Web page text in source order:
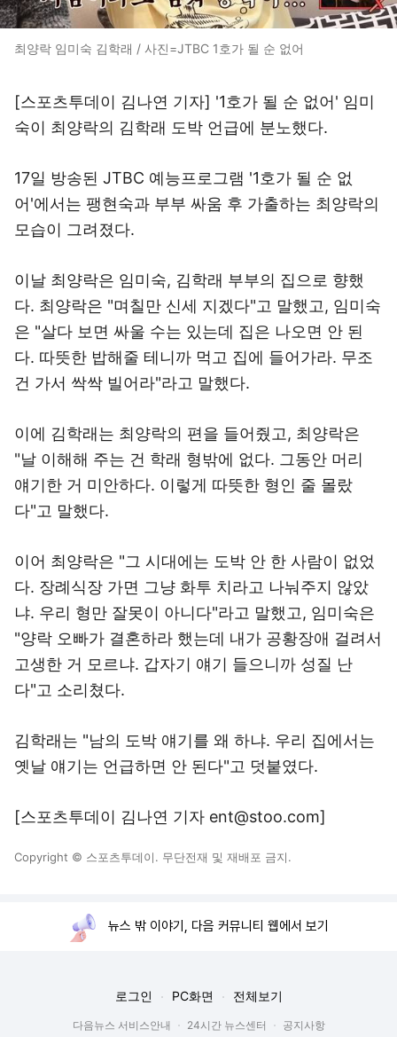
최양락 임미숙 김학래 / 사진=JTBC 1호가 될 순 없어
[스포츠투데이 김나연 기자] '1호가 될 순 없어' 임미
숙이 최양락의 김학래 도박 언급에 분노했다.
17일 방송된 JTBC 예능프로그램 '1호가 될 순 없
어'에서는 팽현숙과 부부 싸움 후 가출하는 최양락의
모습이 그려졌다.
이날 최양락은 임미숙, 김학래 부부의 집으로 향했
다. 최양락은 "며칠만 신세 지겠다"고 말했고, 임미숙
은 "살다 보면 싸울 수는 있는데 집은 나오면 안 된
다. 따뜻한 밥해줄 테니까 먹고 집에 들어가라. 무조
건 가서 싹싹 빌어라"라고 말했다.
이에 김학래는 최양락의 편을 들어줬고, 최양락은
"날 이해해 주는 건 학래 형밖에 없다. 그동안 머리
얘기한 거 미안하다. 이렇게 따뜻한 형인 줄 몰랐
다"고 말했다.
이어 최양락은 "그 시대에는 도박 안 한 사람이 없었
다. 장례식장 가면 그냥 화투 치라고 나눠주지 않았
냐. 우리 형만 잘못이 아니다"라고 말했고, 임미숙은
"양락 오빠가 결혼하라 했는데 내가 공황장애 걸려서
고생한 거 모르냐. 갑자기 얘기 들으니까 성질 난
다"고 소리쳤다.
김학래는 "남의 도박 얘기를 왜 하냐. 우리 집에서는
옛날 얘기는 언급하면 안 된다"고 덧붙였다.
[스포츠투데이 김나연 기자 ent@stoo.com]
Copyright © 스포츠투데이. 무단전재 및 재배포 금지.
뉴스 밖 이야기, 다음 커뮤니티 웹에서 보기
로그인 PC화면 전체보기
다음뉴스 서비스안내 24시간 뉴스센터 공지사항